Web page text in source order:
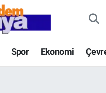
Spor Ekonomi